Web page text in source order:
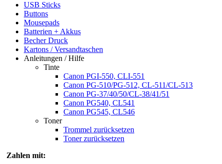
USB Sticks
Buttons
Mousepads
Batterien + Akkus
Becher Druck
Kartons / Versandtaschen
Anleitungen / Hilfe
Tinte
Canon PGI-550, CLI-551
Canon PG-510/PG-512, CL-511/CL-513
Canon PG-37/40/50/CL-38/41/51
Canon PG540, CL541
Canon PG545, CL546
Toner
Trommel zurücksetzen
Toner zurücksetzen
Zahlen mit: